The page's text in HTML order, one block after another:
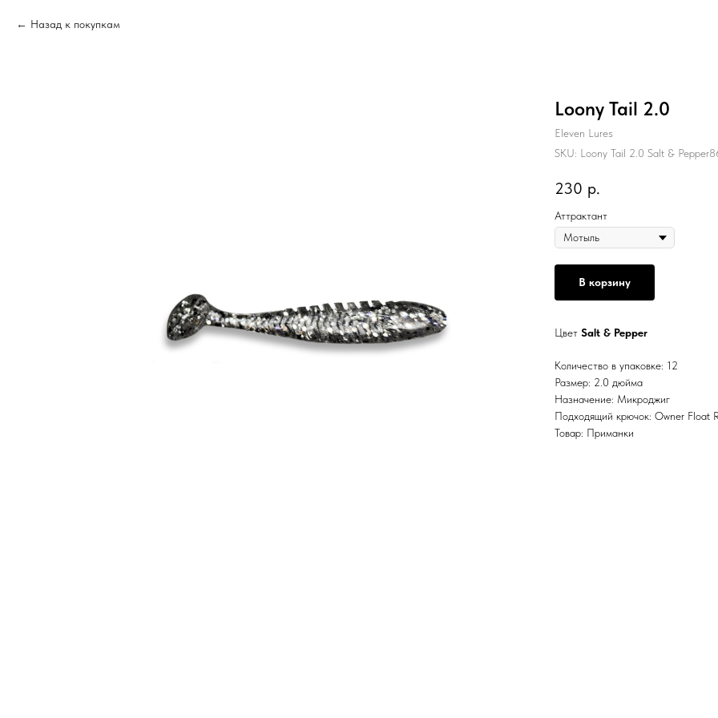
Назад к покупкам
Loony Tail 2.0
Eleven Lures
SKU: Loony Tail 2.0 Salt &
230 р.
Аттрактант
В корзину
Цвет Salt & Pepper
Количество в упаковке: 12
Размер: 2.0 дюйма
Назначение: Микроджиг
Подходящий крючок: Owner Float
Товар: Приманки